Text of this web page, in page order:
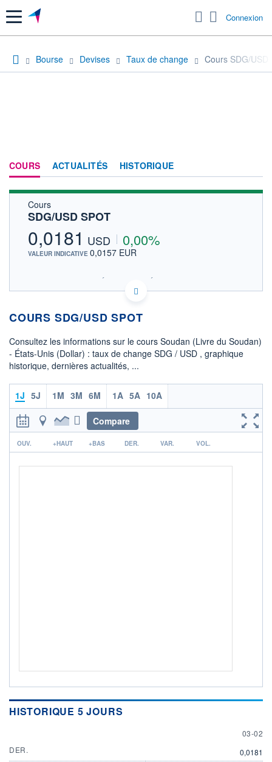
Menu Connexion
Bourse Devises Taux de change Cours SDG/USD
COURS ACTUALITÉS HISTORIQUE
Cours
SDG/USD SPOT
0,0181 USD 0,00%
VALEUR INDICATIVE 0,0157 EUR
SIX - FOREX 2 DONNÉES TEMPS RÉEL
Politique d'exécution
OUVERTURE
0,0181
+ HAUT
0,0181
+ BAS
0,0181
USD/SDG
55,2000 0,00%
+ PORTEFEUILLE + LISTE
COURS SDG/USD SPOT
Consultez les informations sur le cours Soudan (Livre du Soudan)
- États-Unis (Dollar) : taux de change SDG / USD , graphique
historique, dernières actualités, ...
1J 5J 1M 3M 6M 1A 5A 10A
Compare
r
OUV. +HAUT +BAS DER. VAR. VOL.
HISTORIQUE 5 JOURS
3
03-02
DER.
0,0181